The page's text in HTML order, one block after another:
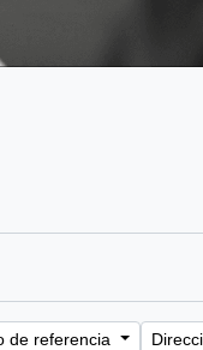
de referencia